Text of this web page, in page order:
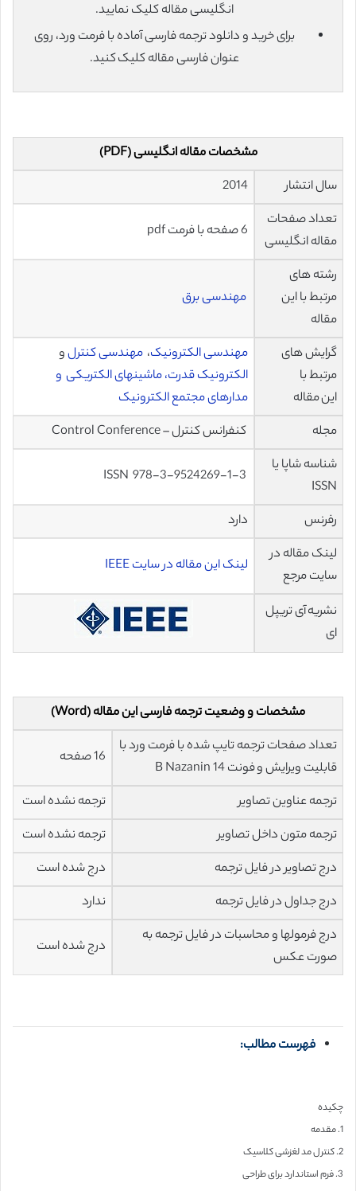
انگلیسی مقاله کلیک نمایید.
برای خرید و دانلود ترجمه فارسی آماده با فرمت ورد، روی
عنوان فارسی مقاله کلیک کنید.
مشخصات مقاله انگلیسی (PDF)
سال انتشار
2014
تعداد صفحات
مقاله انگلیسی
6 صفحه با فرمت pdf
رشته های
مرتبط با این
مقاله
مهندسی برق
گرایش های
مرتبط با
این مقاله
مهندسی الکترونیک، مهندسی کنترلو
الکترونیک قدرت،ماشینهای الکتریکی و
مدارهای مجتمع الکترونیک
مجله
کنفرانس کنترل – Control Conference
شناسه شاپا یا
ISSN
رفرنس
دارد
لینک مقاله در
سایت مرجع
لینک این مقاله در سایت IEEE
نشریه آی تریپل
ای
مشخصات و وضعیت ترجمه فارسی این مقاله (Word)
تعداد صفحات ترجمه تایپ شده با فرمت ورد با
قابلیت ویرایش و فونت 14 B Nazanin
16 صفحه
ترجمه عناوین تصاویر
ترجمه نشده است
ترجمه متون داخل تصاویر
ترجمه نشده است
درج تصاویر در فایل ترجمه
درج شده است
درج جداول در فایل ترجمه
ندارد
درج فرمولها و محاسبات در فایل ترجمه به
صورت عکس
درج شده است
فهرست مطالب:
چکیده
1. مقدمه
2. کنترل مد لغزشی کلاسیک
3. فرم استاندارد برای طراحی